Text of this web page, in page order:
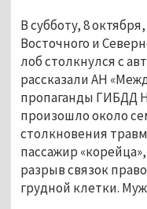
В субботу, 8
Восточного и
лоб столкнулся с
рассказали АН
пропаганды ГИБДД
произошло около
столкновения
пассажир
разрыв связок
грудной клетки.